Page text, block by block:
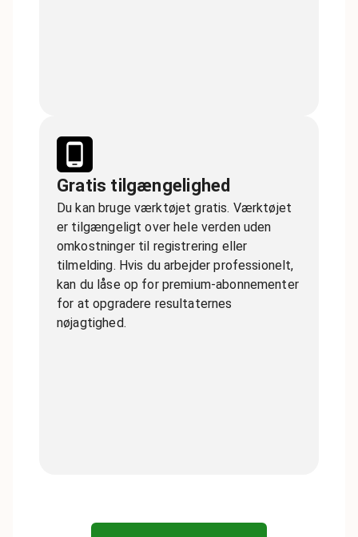
Gratis tilgængelighed
Du kan bruge værktøjet gratis. Værktøjet
er tilgængeligt over hele verden uden
omkostninger til registrering eller
tilmelding. Hvis du arbejder professionelt,
kan du låse op for premium-abonnementer
for at opgradere resultaternes
nøjagtighed.